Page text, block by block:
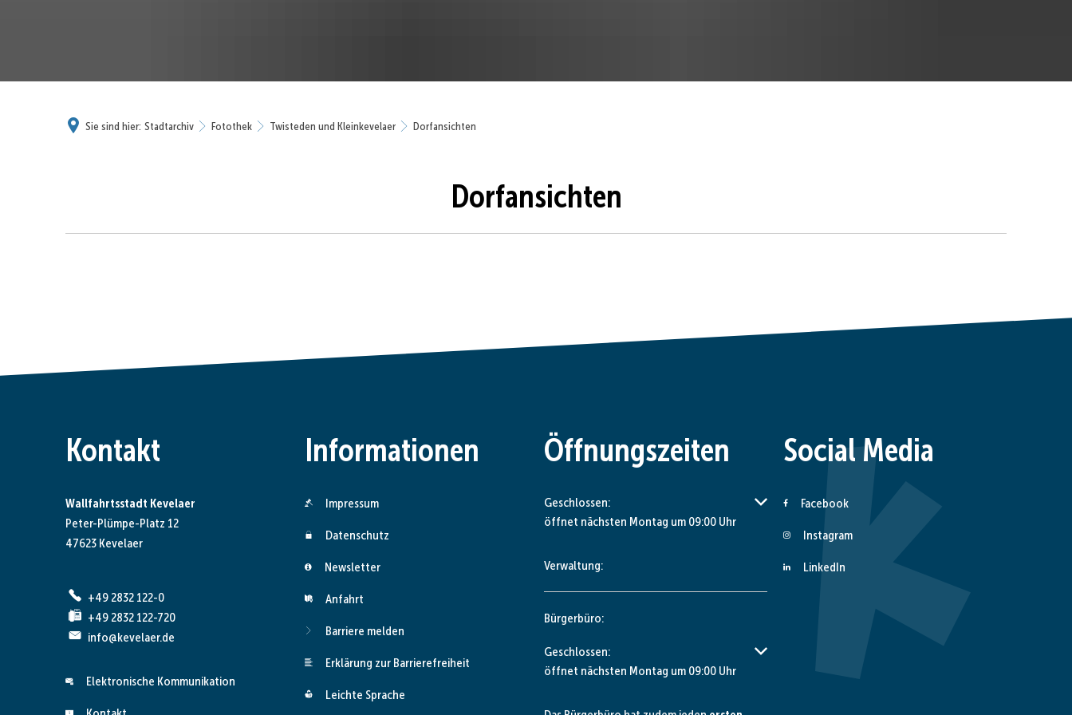
Sie sind hier: Stadtarchiv Fotothek Twisteden und Kleinkevelaer Dorfansichten
Dorfansichten
Kontakt
Wallfahrtsstadt Kevelaer
Peter-Plümpe-Platz 12
47623 Kevelaer
+49 2832 122-0
+49 2832 122-720
info@kevelaer.de
Elektronische Kommunikation
Informationen
Impressum
Datenschutz
Newsletter
Anfahrt
Barriere melden
Erklärung zur Barrierefreiheit
Leichte Sprache
Öffnungszeiten
Klicken, um weitere Öffnungs- oder Schließzeiten auszublenden
Geschlossen:
öffnet nächsten Montag um 09:00 Uhr
Verwaltung:
Bürgerbüro:
Klicken, um weitere Öffnungs- oder Schließzeiten auszublenden
Geschlossen:
öffnet nächsten Montag um 09:00 Uhr
Social Media
Facebook
Instagram
LinkedIn